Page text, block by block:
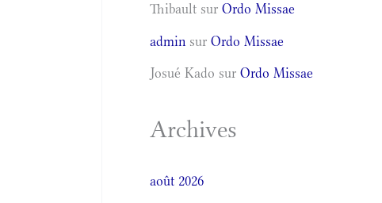
Thibault surOrdo Missae
admin surOrdo Missae
Josué Kado surOrdo Missae
Archives
août 2026